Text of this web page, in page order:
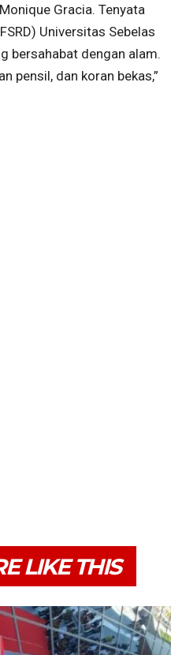
Gracia. Tenyata
Universitas Sebelas
bersahabat dengan alam.
pensil, dan koran bekas,”
LIKE THIS